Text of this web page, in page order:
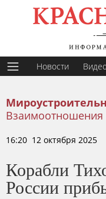
Новости
Взаимоотношения
16:20 12 октября 2025
Корабли
России